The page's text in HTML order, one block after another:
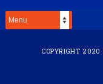
COPYRIGHT 2020